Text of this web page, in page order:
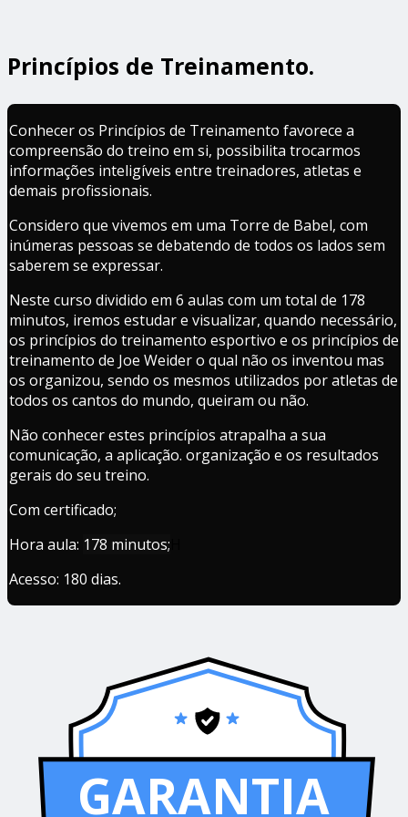
Princípios de Treinamento.
Conhecer os Princípios de Treinamento favorece a
compreensão do treino em si, possibilita trocarmos
informações inteligíveis entre treinadores, atletas e
demais profissionais.
Considero que vivemos em uma Torre de Babel, com
inúmeras pessoas se debatendo de todos os lados sem
saberem se expressar.
Neste curso dividido em 6 aulas com um total de 178
minutos, iremos estudar e visualizar, quando necessário,
os princípios do treinamento esportivo e os princípios de
treinamento de Joe Weider o qual não os inventou mas
os organizou, sendo os mesmos utilizados por atletas de
todos os cantos do mundo, queiram ou não.
Não conhecer estes princípios atrapalha a sua
comunicação, a aplicação. organização e os resultados
gerais do seu treino.
Com certificado;
Hora aula: 178 minutos;
Acesso: 180 dias.
GARANTIA